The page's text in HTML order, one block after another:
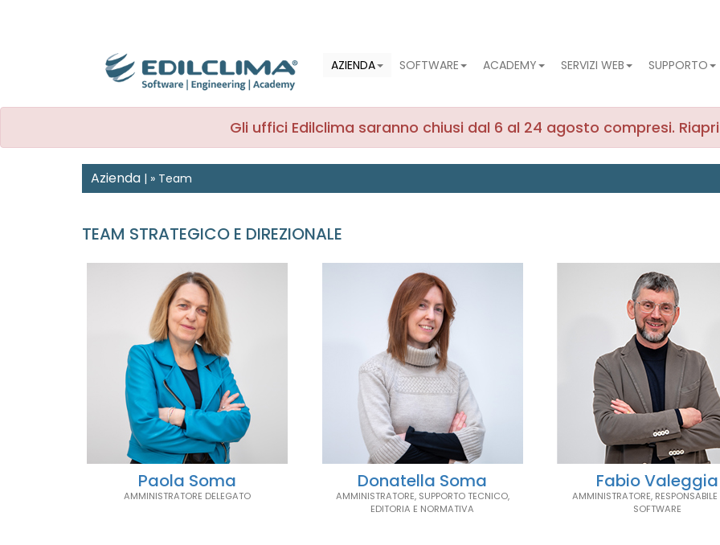
AZIENDA SOFTWARE ACADEMY SERVIZI WEB SUPPORTO
Gli uffici Edilclima saranno chiusi dal 6 al 24 agosto compresi.
Azienda | » Team
TEAM STRATEGICO E DIREZIONALE
Paola Soma
AMMINISTRATORE DELEGATO
Donatella Soma
AMMINISTRATORE, SUPPORTO TECNICO,
EDITORIA E NORMATIVA
Fabio Valeggia
AMMINISTRATORE,
SOFTWARE